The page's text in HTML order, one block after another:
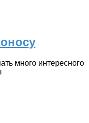
много интересного